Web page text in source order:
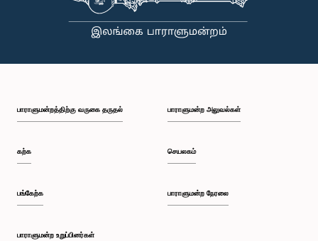
பாராளுமன்றத்திற்கு வருகை தருதல்
கற்க
பங்கேற்க
பாராளுமன்ற உறுப்பினர்கள்
பாராளுமன்ற அலுவல்கள்
செயலகம்
பாராளுமன்ற நேரலை